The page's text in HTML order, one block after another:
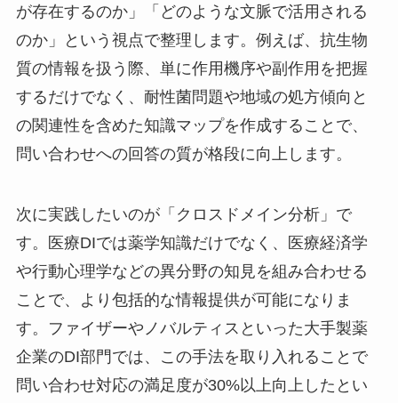
が存在するのか」「どのような文脈で活用される
のか」という視点で整理します。例えば、抗生物
質の情報を扱う際、単に作用機序や副作用を把握
するだけでなく、耐性菌問題や地域の処方傾向と
の関連性を含めた知識マップを作成することで、
問い合わせへの回答の質が格段に向上します。
次に実践したいのが「クロスドメイン分析」で
す。医療DIでは薬学知識だけでなく、医療経済学
や行動心理学などの異分野の知見を組み合わせる
ことで、より包括的な情報提供が可能になりま
す。ファイザーやノバルティスといった大手製薬
企業のDI部門では、この手法を取り入れることで
問い合わせ対応の満足度が30%以上向上したとい